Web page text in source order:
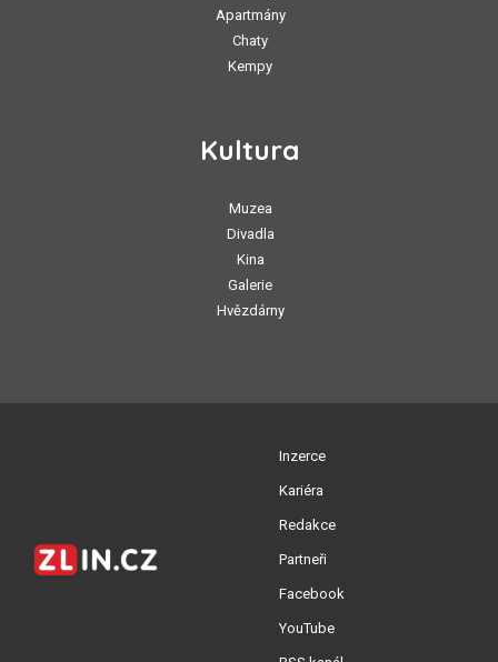
Apartmány
Chaty
Kempy
Kultura
Muzea
Divadla
Kina
Galerie
Hvězdárny
Inzerce
Kariéra
Redakce
Partneři
Facebook
YouTube